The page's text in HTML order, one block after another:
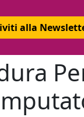
alla